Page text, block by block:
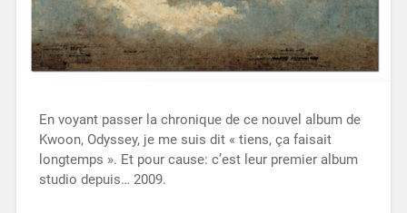
En voyant passer la chronique de ce nouvel album de
Kwoon, Odyssey, je me suis dit « tiens, ça faisait
longtemps ». Et pour cause: c’est leur premier album
studio depuis… 2009.